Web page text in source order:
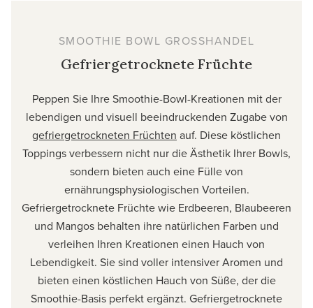
SMOOTHIE BOWL GROSSHANDEL
Gefriergetrocknete Früchte
Peppen Sie Ihre Smoothie-Bowl-Kreationen mit der
lebendigen und visuell beeindruckenden Zugabe von
gefriergetrockneten Früchten auf. Diese köstlichen
Toppings verbessern nicht nur die Ästhetik Ihrer Bowls,
sondern bieten auch eine Fülle von
ernährungsphysiologischen Vorteilen.
Gefriergetrocknete Früchte wie Erdbeeren, Blaubeeren
und Mangos behalten ihre natürlichen Farben und
verleihen Ihren Kreationen einen Hauch von
Lebendigkeit. Sie sind voller intensiver Aromen und
bieten einen köstlichen Hauch von Süße, der die
Smoothie-Basis perfekt ergänzt. Gefriergetrocknete